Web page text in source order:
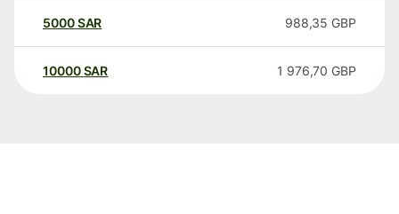
5000SAR 988,35 GBP
10000 SAR 1 976,70 GBP